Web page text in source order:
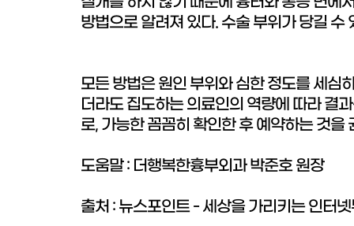
방법으로 알려져 있다. 수술 부위가 당길
모든 방법은 원인 부위와 심한 정도를 세심
더라도 집도하는 의료인의 역량에 따라 결
로, 가능한 꼼꼼히 확인한 후 예약하는 것을
도움말 : 더행복한흉부외과 박준호 원장
출처 : 뉴스포인트 - 세상을 가리키는